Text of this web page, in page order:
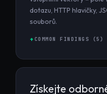
dotazu, HTTP hlavičky,
souborů.
COMMON FINDINGS (5 )
Získejte